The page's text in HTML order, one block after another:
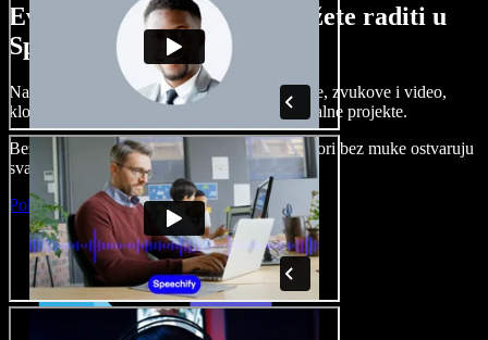
Evo malog pregleda što možete raditi u
Speechify Studiju.
Napravite voice overe, dodajte besplatne slike, zvukove i video,
klonirajte svoj glas i složite sjajne audio-vizualne projekte.
Bez učenja i sve dostupno u pregledniku, autori bez muke ostvaruju
svaku kreativnu ideju.
Pokreni Studio